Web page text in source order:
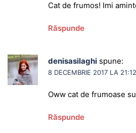
Cat de frumos! Imi
Răspunde
denisasilaghi spune:
8 DECEMBRIE 2017 LA 21:12
Oww cat de frumoase
Răspunde